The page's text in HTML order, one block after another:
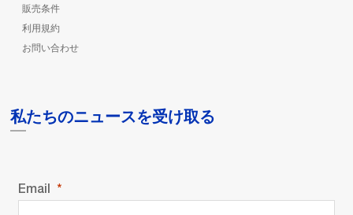
販売条件
利用規約
お問い合わせ
私たちのニュースを受け取る
Email